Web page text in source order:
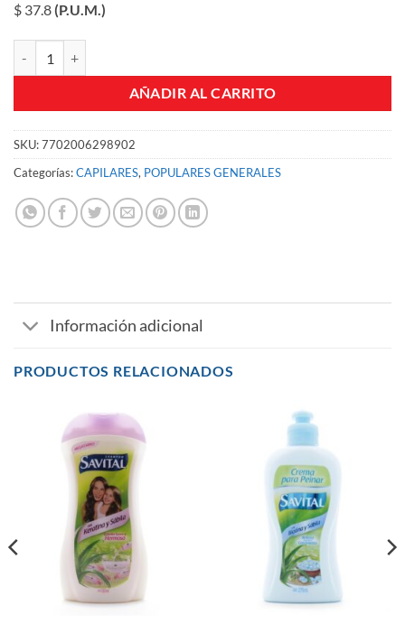
$ 37.8(P.U.M.)
AÑADIR AL CARRITO
SKU:7702006298902
Categorías:CAPILARES, POPULARES GENERALES
Información adicional
PRODUCTOS RELACIONADOS